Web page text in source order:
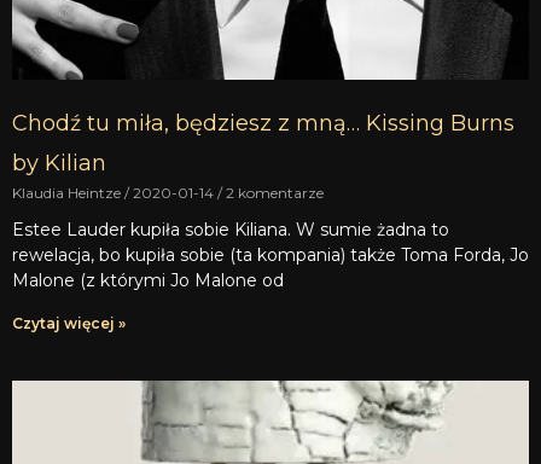
Chodź tu miła, będziesz z mną… Kissing Burns
by Kilian
Klaudia Heintze 2020-01-14 2 komentarze
Estee Lauder kupiła sobie Kiliana. W sumie żadna to
rewelacja, bo kupiła sobie (ta kompania) także Toma Forda, Jo
Malone (z którymi Jo Malone od
Czytaj więcej »